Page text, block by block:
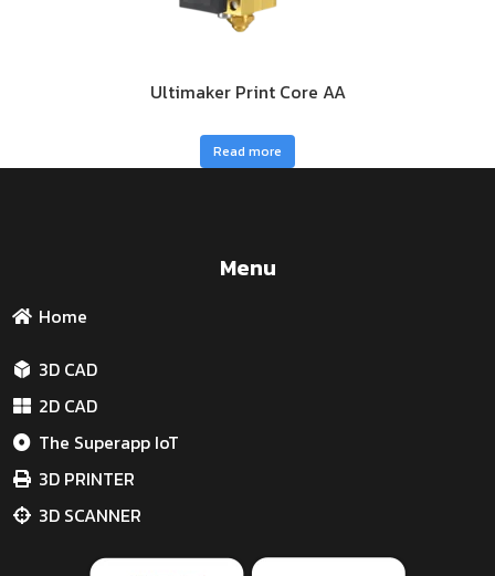
Ultimaker Print Core AA
Read more
Menu
Home
3D CAD
2D CAD
The Superapp IoT
3D PRINTER
3D SCANNER